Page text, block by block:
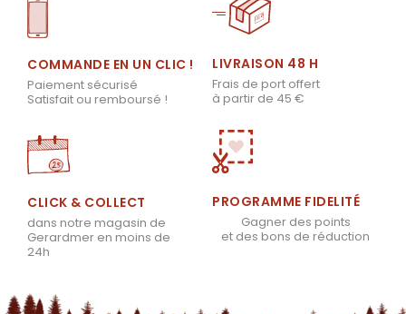
COMMANDE EN UN CLIC !
Paiement sécurisé
Satisfait ou remboursé !
LIVRAISON 48 H
Frais de port offert
à partir de 45 €
CLICK & COLLECT
dans notre magasin de
Gerardmer en moins de
24h
PROGRAMME FIDELITÉ
Gagner des points
et des bons de réduction